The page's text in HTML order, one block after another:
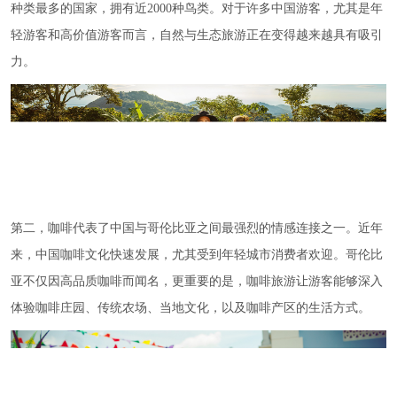
种类最多的国家，拥有近2000种鸟类。对于许多中国游客，尤其是年
轻游客和高价值游客而言，自然与生态旅游正在变得越来越具有吸引
力。
第二，咖啡代表了中国与哥伦比亚之间最强烈的情感连接之一。近年
来，中国咖啡文化快速发展，尤其受到年轻城市消费者欢迎。哥伦比
亚不仅因高品质咖啡而闻名，更重要的是，咖啡旅游让游客能够深入
体验咖啡庄园、传统农场、当地文化，以及咖啡产区的生活方式。